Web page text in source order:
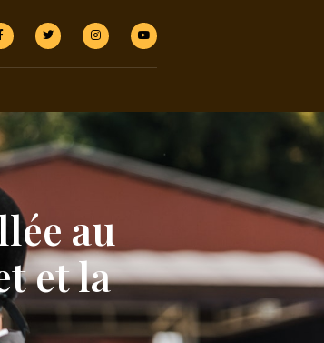
au
et la